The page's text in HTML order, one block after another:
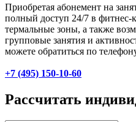
Приобретая абонемент на
полный доступ 24/7 в фитнес-
термальные зоны, а также
групповые занятия и
можете обратиться по
+7 (495) 150-10-60
Рассчитать